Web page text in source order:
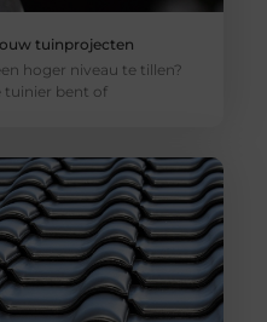
tuinprojecten
hoger niveau te tillen?
tuinier bent of